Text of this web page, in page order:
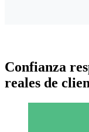
Confianza
reales de